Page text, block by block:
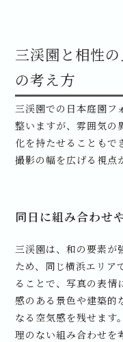
三渓園と相性
の考え方
三渓園での日本庭園フ
整いますが、雰囲気の
化を持たせることもで
撮影の幅を広げる視点
同日に組み合わせ
三渓園は、和の要素が
ため、同じ横浜エリア
ることで、写真の表情
感のある景色や建築的
なる空気感を残せます
理のない組み合わせを